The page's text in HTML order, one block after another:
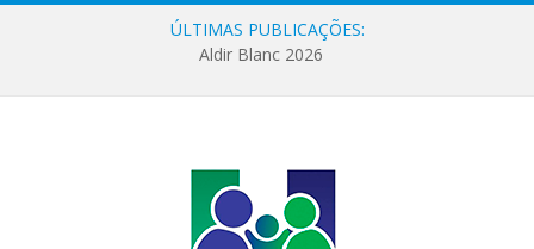
ÚLTIMAS PUBLICAÇÕES:
Aldir Blanc 2026